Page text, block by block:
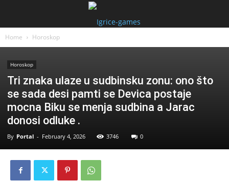
Home Horoskop
Horoskop
Tri znaka ulaze u sudbinsku zonu: ono što
se sada desi pamti se Devica postaje
mocna Biku se menja sudbina a Jarac
donosi odluke .
By Portal - February 4, 2026 3746 0